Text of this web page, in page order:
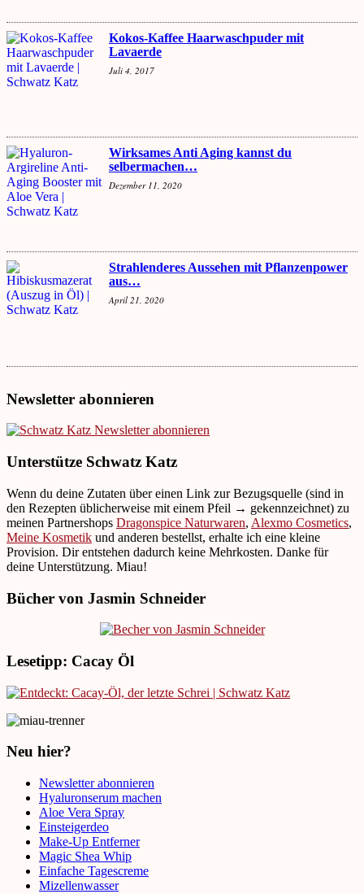
Kokos-Kaffee Haarwaschpuder mit
Lavaerde
Juli 4, 2017
Wirksames Anti Aging kannst du
selbermachen…
Dezember 11, 2020
Strahlenderes Aussehen mit Pflanzenpower
aus…
April 21, 2020
Newsletter abonnieren
Unterstütze Schwatz Katz
Wenn du deine Zutaten über einen Link zur Bezugsquelle (sind in
den Rezepten üblicherweise mit einem Pfeil → gekennzeichnet) zu
meinen Partnershops Dragonspice Naturwaren, Alexmo Cosmetics,
Meine Kosmetik und anderen bestellst, erhalte ich eine kleine
Provision. Dir entstehen dadurch keine Mehrkosten. Danke für
deine Unterstützung. Miau!
Bücher von Jasmin Schneider
Lesetipp: Cacay Öl
Neu hier?
Newsletter abonnieren
Hyaluronserum machen
Aloe Vera Spray
Einsteigerdeo
Make-Up Entferner
Magic Shea Whip
Einfache Tagescreme
Mizellenwasser